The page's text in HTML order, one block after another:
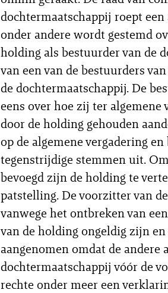
dochtermaatschappij roept
onder andere wordt gestemd
holding als bestuurder van de
van een van de bestuurders
de dochtermaatschappij. De
eens over hoe zij ter algemene
door de holding gehouden
op de algemene vergadering
tegenstrijdige stemmen uit.
bevoegd zijn de holding te
patstelling. De voorzitter van
vanwege het ontbreken van
van de holding ongeldig zijn
aangenomen omdat de andere
dochtermaatschappij vóór de
rechte onder meer een